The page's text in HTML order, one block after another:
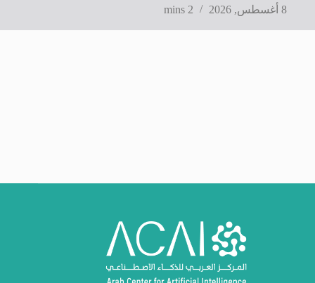
8 أغسطس, 2026
2 mins